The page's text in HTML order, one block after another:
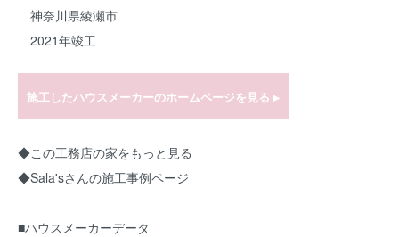
神奈川県綾瀬市
2021年竣工
施工したハウスメーカーのホームページを見る ▸
◆この工務店の家をもっと見る
◆Sala'sさんの施工事例ページ
■ハウスメーカーデータ